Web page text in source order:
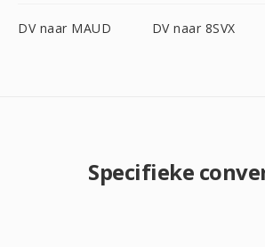
DV naar MAUD DV naar 8SVX
Specifieke